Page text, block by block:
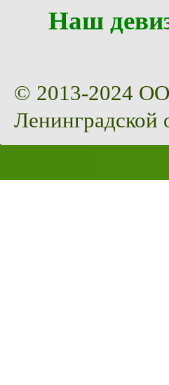
Наш
© 2013-2024 ОО
Ленинградской